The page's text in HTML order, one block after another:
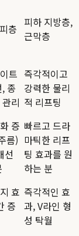
층 피하 지방층,
근막층
트
종
리
즉각적이고
강력한 물리
적 리프팅
증
름)
선
빠르고 드라
마틱한 리프
팅 효과를 원
하는 분
효
증
즉각적인 효
과, V라인 형
성 탁월